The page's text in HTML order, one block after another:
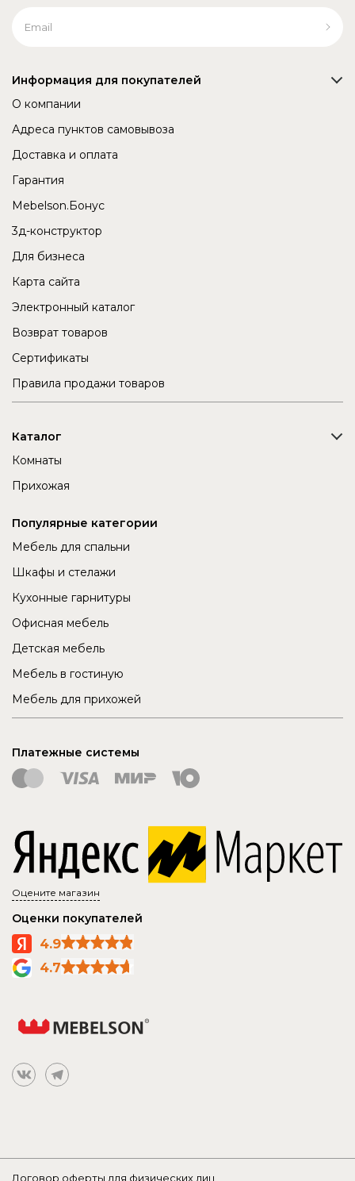
Информация для покупателей
О компании
Адреса пунктов самовывоза
Доставка и оплата
Гарантия
Mebelson.Бонус
3д-конструктор
Для бизнеса
Карта сайта
Электронный каталог
Возврат товаров
Сертификаты
Правила продажи товаров
Каталог
Комнаты
Прихожая
Популярные категории
Мебель для спальни
Шкафы и стелажи
Кухонные гарнитуры
Офисная мебель
Детская мебель
Мебель в гостиную
Мебель для прихожей
Платежные системы
Оцените магазин
Оценки покупателей
4.9
4.7
Договор оферты для физических лиц